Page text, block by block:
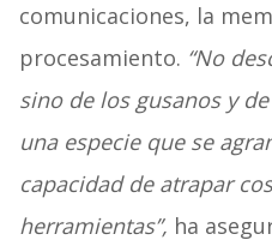
comunicaciones, la
procesamiento. “No
sino de los gusanos y
una especie que se
capacidad de atrapar
herramientas”, ha